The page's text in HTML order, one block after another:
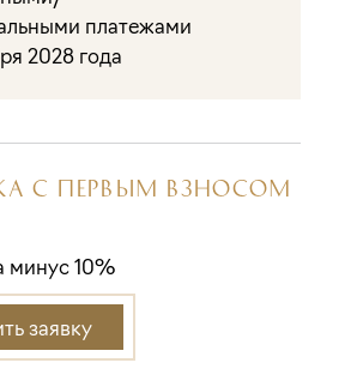
платежами
2028 года
С ПЕРВЫМ ВЗНОСОМ
минус 10%
заявку